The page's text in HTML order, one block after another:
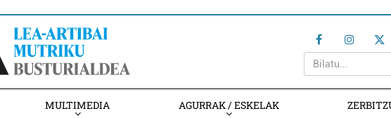
MULTIMEDIA AGURRAK / ESKELAK